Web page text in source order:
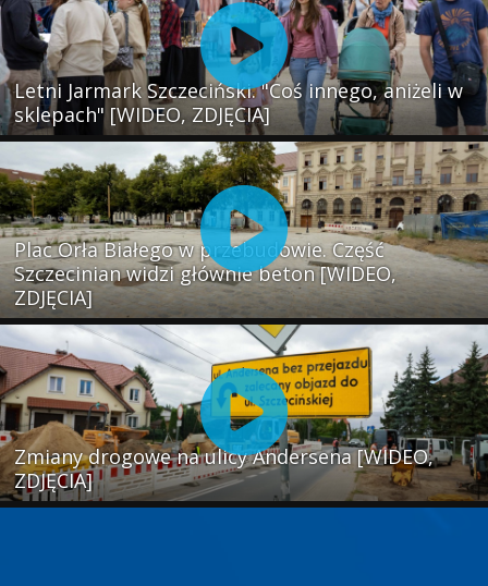
Letni Jarmark Szczeciński. "Coś innego, aniżeli w
sklepach" [WIDEO, ZDJĘCIA]
Plac Orła Białego w przebudowie. Część
Szczecinian widzi głównie beton [WIDEO,
ZDJĘCIA]
Zmiany drogowe na ulicy Andersena [WIDEO,
ZDJĘCIA]